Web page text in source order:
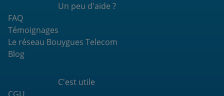
Un peu d'aide ?
FAQ
Témoignages
Le réseau Bouygues Telecom
Blog
C'est utile